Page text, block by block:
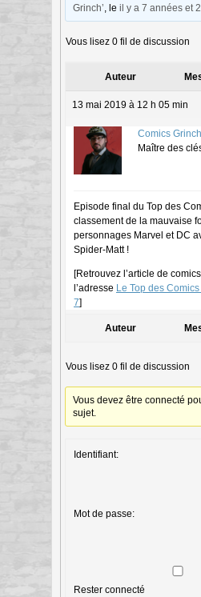
Grinch’, leil y a 7 années et
Vous lisez 0 fil de discussion
Auteur
13 mai 2019 à 12 h 05 min
Comics
Maître des
Episode final du Top des
classement de la mauvaise
personnages Marvel et DC
Spider-Matt !
[Retrouvez l’article de
l’adresse Le Top des
7]
Auteur
Vous lisez 0 fil de discussion
Vous devez être connecté
sujet.
Identifiant:
Mot de passe:
Rester connecté